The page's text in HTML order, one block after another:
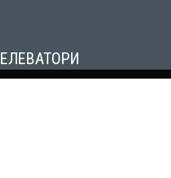
ЕЛЕВАТОРИ